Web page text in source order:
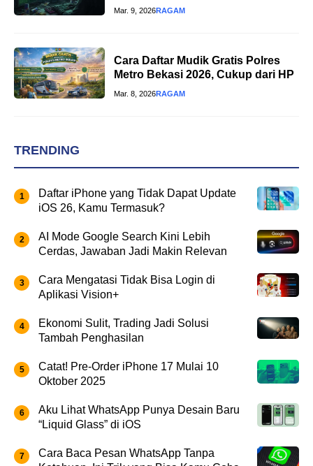
Mar. 9, 2026RAGAM
Cara Daftar Mudik Gratis Polres
Metro Bekasi 2026, Cukup dari HP
Mar. 8, 2026RAGAM
TRENDING
Daftar iPhone yang Tidak Dapat Update
iOS 26, Kamu Termasuk?
AI Mode Google Search Kini Lebih
Cerdas, Jawaban Jadi Makin Relevan
Cara Mengatasi Tidak Bisa Login di
Aplikasi Vision+
Ekonomi Sulit, Trading Jadi Solusi
Tambah Penghasilan
Catat! Pre-Order iPhone 17 Mulai 10
Oktober 2025
Aku Lihat WhatsApp Punya Desain Baru
“Liquid Glass” di iOS
Cara Baca Pesan WhatsApp Tanpa